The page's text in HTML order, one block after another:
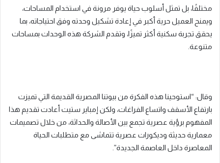
مختلفًا، بل تمثل أسلوب حياة يوفر مرونة في استخدام المساحات،
ويمنح العميل حرية أكبر في إعادة تشكيل وحدته وفق احتياجاته، بما
يحقق تجربة سكنية أكثر تميزًا، وتقدم الشركة هذه الوحدات بمساحات
متنوعة.
وقال: “استوحينا هذه الفكرة من بيوتنا المصرية القديمة التي تميزت
بارتفاع الأسقف واتساع الفراغات، ولكن إمباير ستيت أعادت تقديم هذا
المفهوم برؤية عصرية تجمع بين الأصالة والحداثة، من خلال تصميمات
معمارية حديثة وديكورات عصرية تتماشى مع متطلبات الحياة
المعاصرة داخل العاصمة الجديدة”.